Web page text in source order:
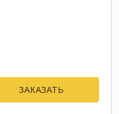
ЗАКАЗАТЬ